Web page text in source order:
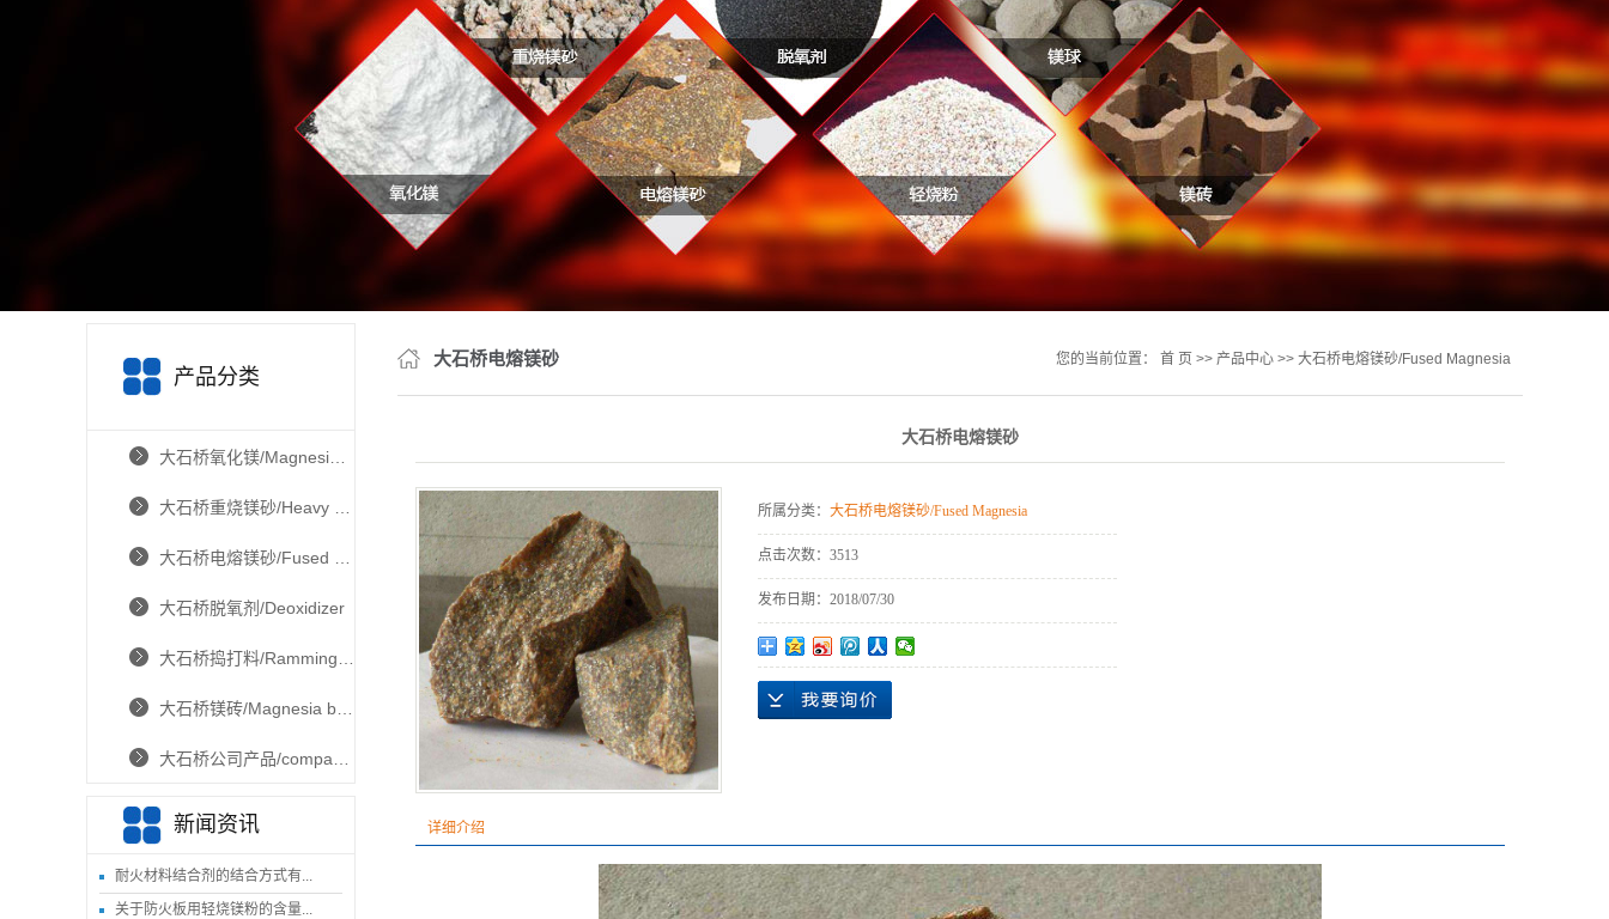
产品分类
大石桥脱氧剂/Deoxidizer
新闻资讯
耐火材料结合剂的结合方式有...
关于防火板用轻烧镁粉的含量...
大石桥电熔镁砂 您的当前位置： 首 页 >> 产品中心 >> 大石桥电熔镁砂/Fused Magnesia
大石桥电熔镁砂
所属分类： 大石桥电熔镁砂/Fused Magnesia
点击次数： 3513
发布日期： 2018/07/30
详细介绍